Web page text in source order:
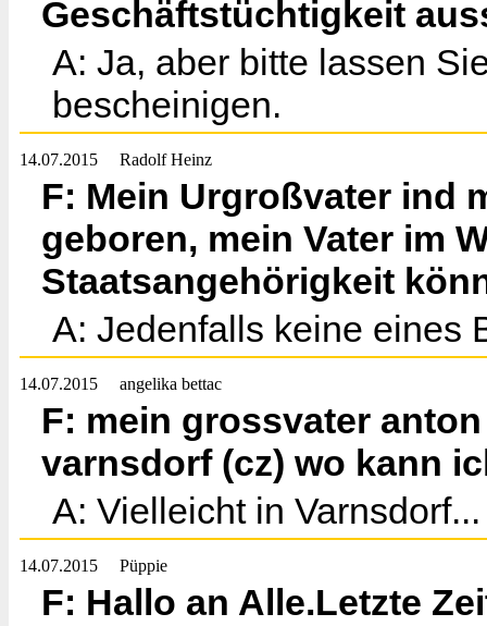
Geschäftstüchtigkeit
A: Ja, aber bitte lassen
bescheinigen.
14.07.2015 Radolf Heinz
F: Mein Urgroßvater ind
geboren, mein Vater im
Staatsangehörigkeit
A: Jedenfalls keine eines
14.07.2015 angelika bettac
F: mein grossvater
varnsdorf (cz) wo kann
A: Vielleicht in
14.07.2015 Püppie
F: Hallo an Alle.Letzte